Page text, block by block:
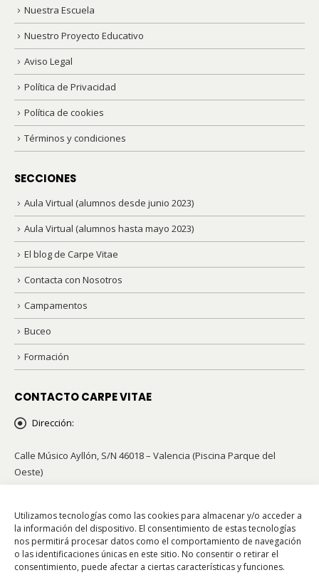
Utilizamos tecnologías como las cookies para almacenar y/o acceder a
la información del dispositivo. El consentimiento de estas tecnologías
nos permitirá procesar datos como el comportamiento de navegación
o las identificaciones únicas en este sitio. No consentir o retirar el
consentimiento, puede afectar a ciertas características y funciones.
Nuestra Escuela
Nuestro Proyecto Educativo
Aviso Legal
Política de Privacidad
Política de cookies
Términos y condiciones
SECCIONES
Aula Virtual (alumnos desde junio 2023)
Aula Virtual (alumnos hasta mayo 2023)
El blog de Carpe Vitae
Contacta con Nosotros
Campamentos
Buceo
Formación
CONTACTO CARPE VITAE
Dirección:
Calle Músico Ayllón, S/N 46018 – Valencia (Piscina Parque del
Oeste)
Email:info@carpevitae.org